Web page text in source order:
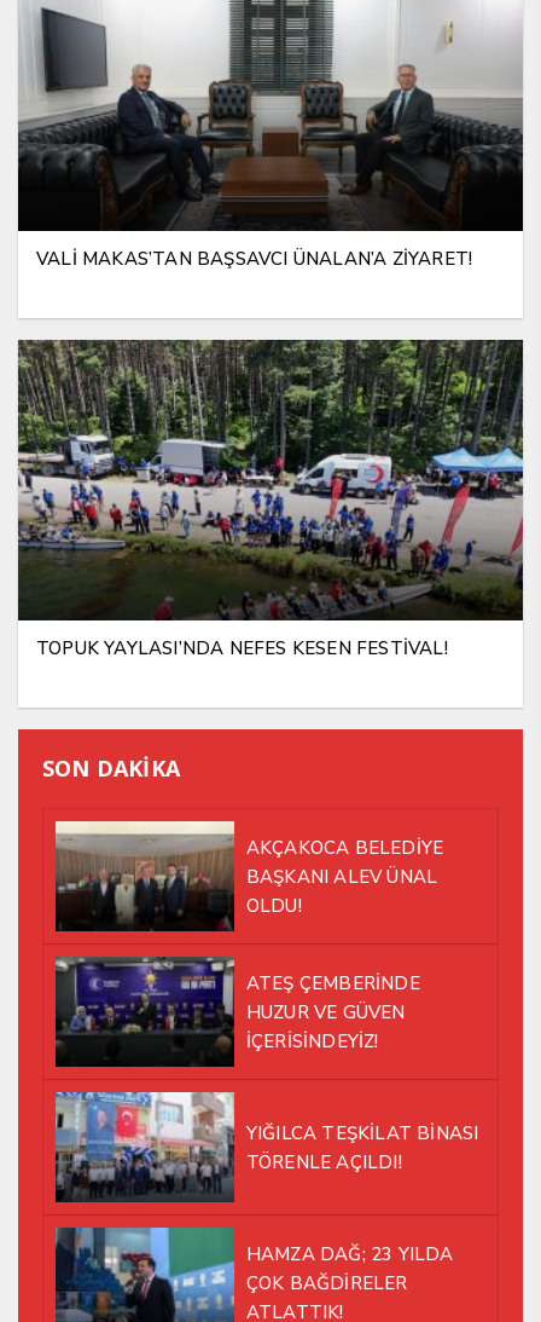
VALİ MAKAS’TAN BAŞSAVCI ÜNALAN’A ZİYARET!
TOPUK YAYLASI’NDA NEFES KESEN FESTİVAL!
SON DAKİKA
AKÇAKOCA BELEDİYE
BAŞKANI ALEV ÜNAL
OLDU!
ATEŞ ÇEMBERİNDE
HUZUR VE GÜVEN
İÇERİSİNDEYİZ!
YIĞILCA TEŞKİLAT BİNASI
TÖRENLE AÇILDI!
HAMZA DAĞ; 23 YILDA
ÇOK BAĞDİRELER
ATLATTIK!